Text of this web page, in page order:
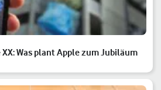
Was plant Apple zum Jubiläum